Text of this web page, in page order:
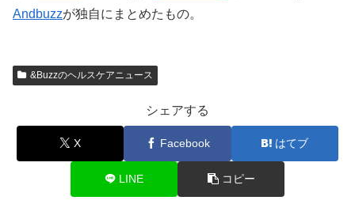
Andbuzzが独自にまとめたもの。
&Buzzのヘルスケアニュース
シェアする
X Facebook はてブ
LINE コピー